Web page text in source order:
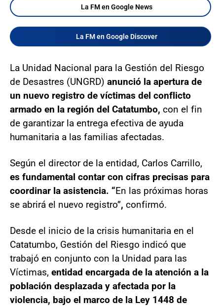
La FM en Google News
La FM en Google Discover
La Unidad Nacional para la Gestión del Riesgo
de Desastres (UNGRD) anunció la apertura de
un nuevo registro de víctimas del conflicto
armado en la región del Catatumbo, con el fin
de garantizar la entrega efectiva de ayuda
humanitaria a las familias afectadas.
Según el director de la entidad, Carlos Carrillo,
es fundamental contar con cifras precisas para
coordinar la asistencia. “En las próximas horas
se abrirá el nuevo registro”, confirmó.
Desde el inicio de la crisis humanitaria en el
Catatumbo, Gestión del Riesgo indicó que
trabajó en conjunto con la Unidad para las
Víctimas, entidad encargada de la atención a la
población desplazada y afectada por la
violencia, bajo el marco de la Ley 1448 de